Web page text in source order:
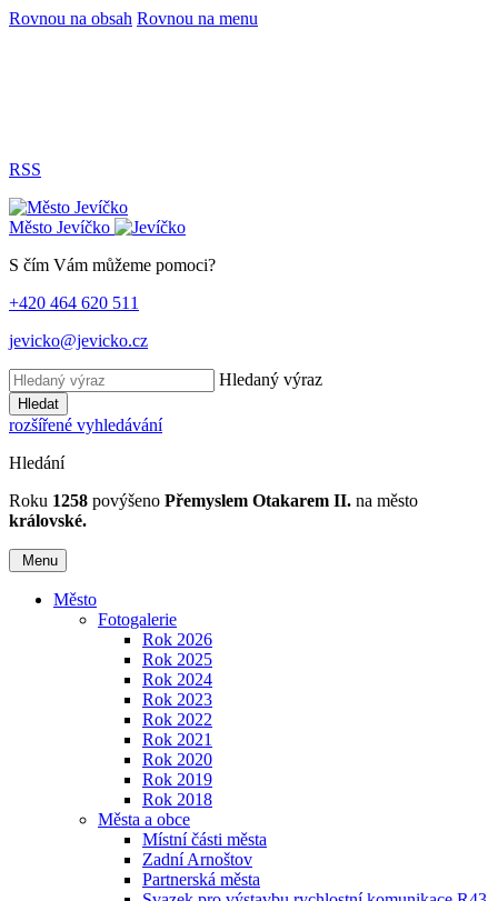
Rovnou na obsah Rovnou na menu
RSS
Město Jevíčko
S čím Vám můžeme pomoci?
+420 464 620 511
jevicko@jevicko.cz
Hledaný výraz
Hledat
rozšířené vyhledávání
Hledání
Roku 1258 povýšeno Přemyslem Otakarem II. na město
královské.
Menu
Město
Fotogalerie
Rok 2026
Rok 2025
Rok 2024
Rok 2023
Rok 2022
Rok 2021
Rok 2020
Rok 2019
Rok 2018
Města a obce
Místní části města
Zadní Arnoštov
Partnerská města